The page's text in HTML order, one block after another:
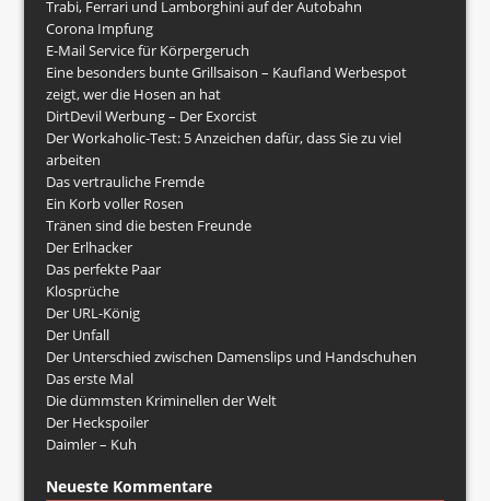
Trabi, Ferrari und Lamborghini auf der Autobahn
Corona Impfung
E-Mail Service für Körpergeruch
Eine besonders bunte Grillsaison – Kaufland Werbespot
zeigt, wer die Hosen an hat
DirtDevil Werbung – Der Exorcist
Der Workaholic-Test: 5 Anzeichen dafür, dass Sie zu viel
arbeiten
Das vertrauliche Fremde
Ein Korb voller Rosen
Tränen sind die besten Freunde
Der Erlhacker
Das perfekte Paar
Klosprüche
Der URL-König
Der Unfall
Der Unterschied zwischen Damenslips und Handschuhen
Das erste Mal
Die dümmsten Kriminellen der Welt
Der Heckspoiler
Daimler – Kuh
Neueste Kommentare